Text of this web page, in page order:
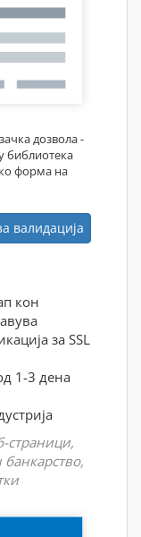
дозвола -
библиотека
форма на
валидација
кон
за SSL
1-3 дена
страници,
банкарство,